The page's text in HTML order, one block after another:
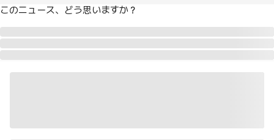
このニュース、どう思いますか？